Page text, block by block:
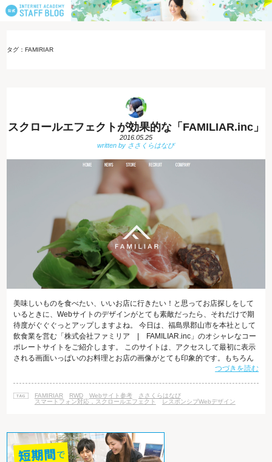
タグ：FAMIRIAR
スクロールエフェクトが効果的な「FAMILIAR.inc」
2016.05.25
美味しいものを食べたい、いいお店に行きたい！と思ってお店探しをして
いるときに、Webサイトのデザインがとても素敵だったら、それだけで期
待度がぐぐぐっとアップしますよね。 今日は、福島県郡山市を本社として
飲食業を営む「株式会社ファミリア | FAMILIAR.inc」のオシャレなコー
ポレートサイトをご紹介します。 このサイトは、アクセスして最初に表示
される画面いっぱいのお料理とお店の画像がとても印象的です。もちろん
画像だけではなく、スクロールエフェクトを効果的に使ったレスポンシブ
残るサイトに仕上がっています。 最近では、JavaScriptとCSSで作成する
スクロールエフェクトやアニメーションは、特別な技術ではなく、Web
つづきを読む
FAMIRIAR RWD Webサイト参考
ささくらはなび
スマートフォン対応，スクロールエフェクト
レスポンシブWebデザイン